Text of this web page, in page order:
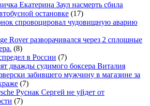
Екатерина Заул насмерть сбила
остановке (17)
спровоцировал чудовищную аварию
Rover разворачивался через 2 сплошные
(8)
в России (7)
дважды судимого боксера Виталия
забившего мужчину в магазине за
(7)
Руснак Сергей не уйдет от
(7)